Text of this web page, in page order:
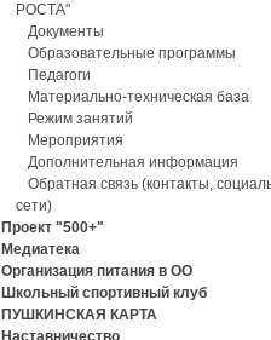
РОСТА"
Документы
Образовательные программы
Педагоги
Материально-техническая база
Режим занятий
Мероприятия
Дополнительная информация
Обратная связь (контакты,
сети)
Проект "500+"
Медиатека
Организация питания в ОО
Школьный спортивный клуб
ПУШКИНСКАЯ КАРТА
Наставничество